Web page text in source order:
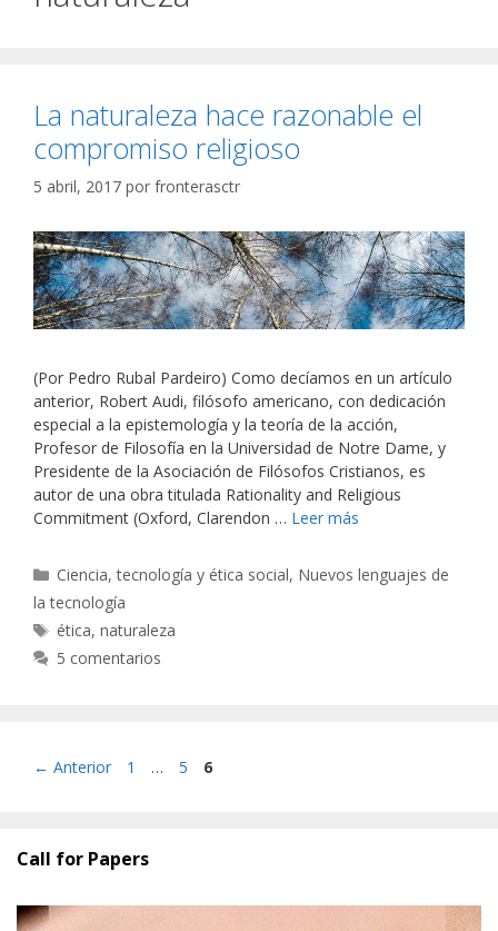
La naturaleza hace razonable el
compromiso religioso
5 abril, 2017 por fronterasctr
(Por Pedro Rubal Pardeiro) Como decíamos en un artículo
anterior, Robert Audi, filósofo americano, con dedicación
especial a la epistemología y la teoría de la acción,
Profesor de Filosofía en la Universidad de Notre Dame, y
Presidente de la Asociación de Filósofos Cristianos, es
autor de una obra titulada Rationality and Religious
Commitment (Oxford, Clarendon … Leer más
Categorías
Ciencia, tecnología y ética social, Nuevos lenguajes de
la tecnología
Etiquetas
ética,naturaleza
5 comentarios
← Anterior Página
1 … Página
5 Página
6
Call for Papers